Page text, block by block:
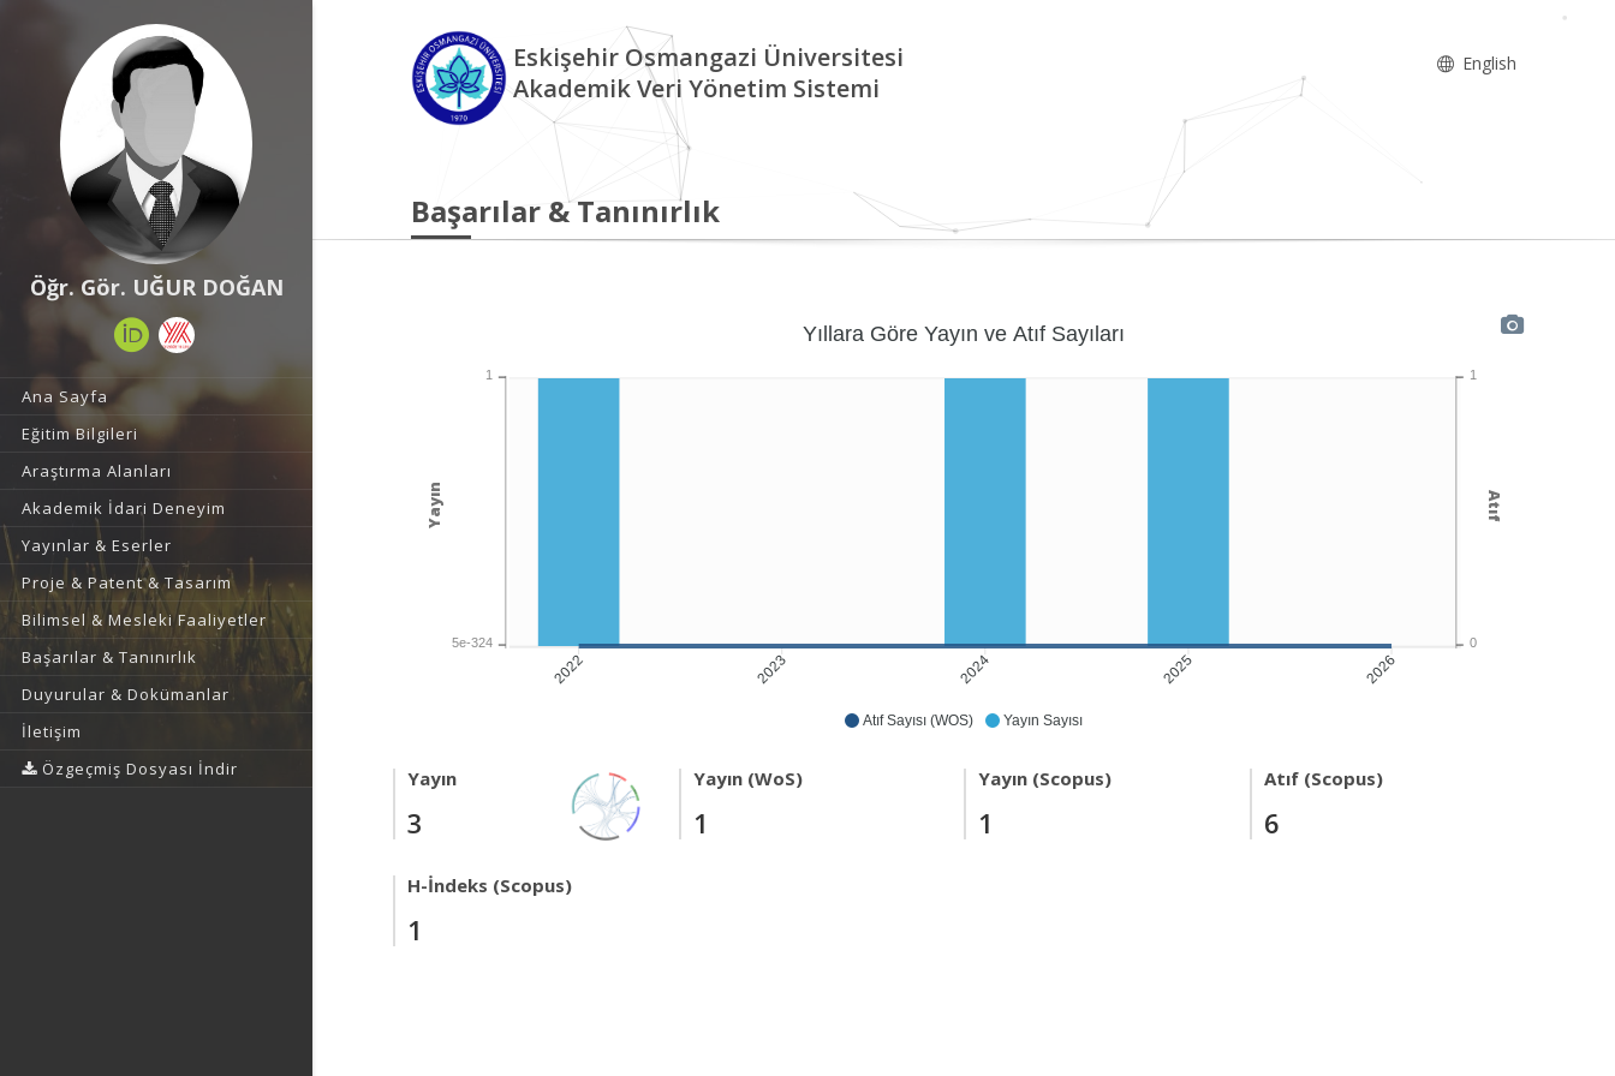
Öğr. Gör. UĞUR DOĞAN
Ana Sayfa
Eğitim Bilgileri
Araştırma Alanları
Akademik İdari Deneyim
Yayınlar & Eserler
Proje & Patent & Tasarım
Bilimsel & Mesleki Faaliyetler
Başarılar & Tanınırlık
Duyurular & Dokümanlar
İletişim
Özgeçmiş Dosyası İndir
Eskişehir Osmangazi Üniversitesi
Akademik Veri Yönetim Sistemi
English
Başarılar & Tanınırlık
Atıf Sayısı (WOS) Yayın Sayısı
2022 2023 2024 2025 2026
Yıllara Göre Yayın ve Atıf Sayıları
1
0
Atıf
1
5e-324
Yayın
Yayın
3
Yayın (WoS)
1
Yayın (Scopus)
1
Atıf (Scopus)
6
H-İndeks (Scopus)
1